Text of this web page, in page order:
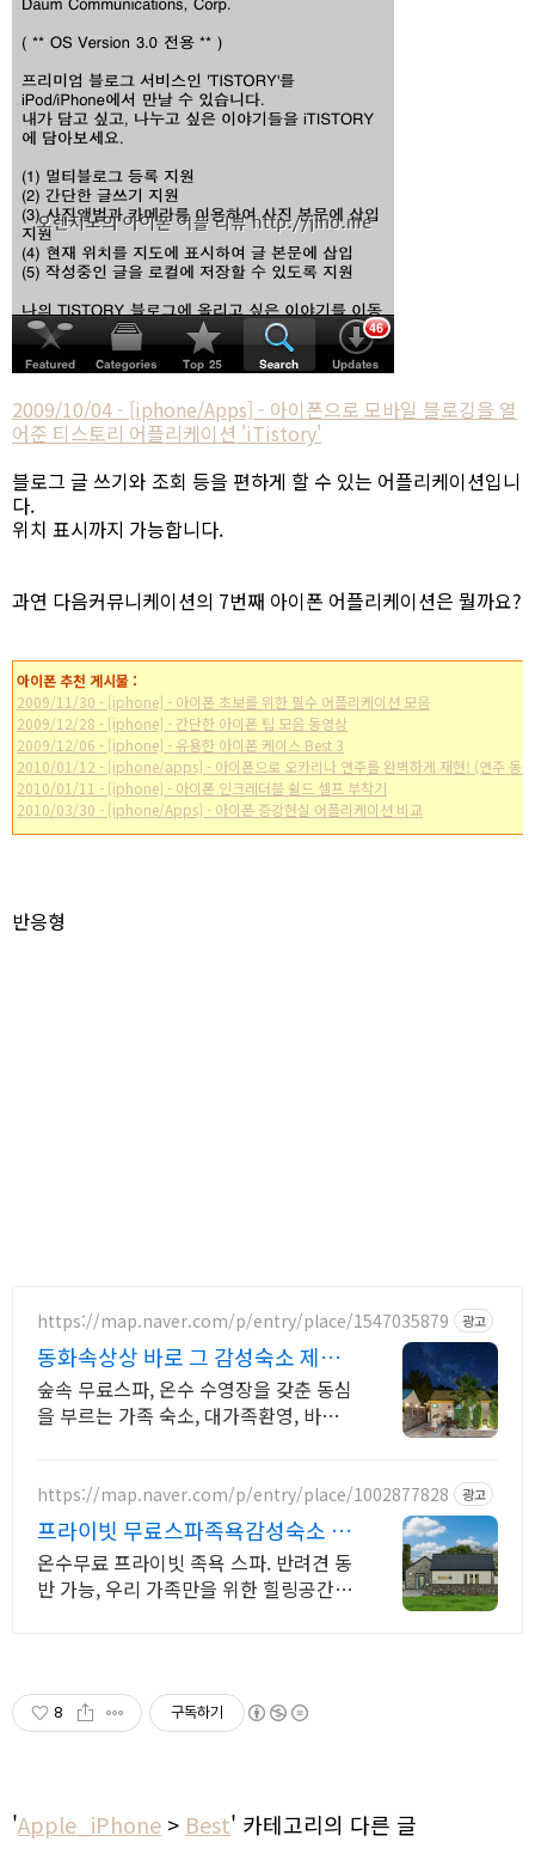
2009/10/04 - [iphone/Apps] - 아이폰으로 모바일 블로깅을 열
어준 티스토리 어플리케이션 'iTistory'
블로그 글 쓰기와 조회 등을 편하게 할 수 있는 어플리케이션입니
다.
위치 표시까지 가능합니다.
과연 다음커뮤니케이션의 7번째 아이폰 어플리케이션은 뭘까요?
아이폰 추천 게시물 :
2009/11/30 - [iphone] - 아이폰 초보를 위한 필수 어플리케이션 모음
2009/12/28 - [iphone] - 간단한 아이폰 팁 모음 동영상
2009/12/06 - [iphone] - 유용한 아이폰 케이스 Best 3
2010/01/12 - [iphone/apps] - 아이폰으로 오카리나 연주를 완벽하게 재현! (연주 동
2010/01/11 - [iphone] - 아이폰 인크레더블 쉴드 셀프 부착기
2010/03/30 - [iphone/Apps] - 아이폰 증강현실 어플리케이션 비교
반응형
https://map.naver.com/p/entry/place/1547035879 광고
동화속상상 바로 그 감성숙소 제주
서쪽 오설록근처 완벽독채
숲속 무료스파, 온수 수영장을 갖춘 동심
을 부르는 가족 숙소, 대가족환영, 바베
청결
https://map.naver.com/p/entry/place/1002877828 광고
프라이빗 무료스파족욕감성숙소 제
주 돌담감성, 반려견 환영
온수무료 프라이빗 족욕 스파. 반려견 동
반 가능, 우리 가족만을 위한 힐링공간.
8 구독하기
'Apple_iPhone > Best' 카테고리의 다른 글